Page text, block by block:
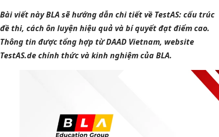
Bài viết này BLA sẽ hướng dẫn chi tiết về TestAS: cấu trúc
đề thi, cách ôn luyện hiệu quả và bí quyết đạt điểm cao.
Thông tin được tổng hợp từ DAAD Vietnam, website
TestAS.de chính thức và kinh nghiệm của BLA.